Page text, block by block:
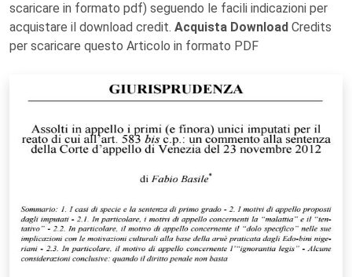
scaricare in formato pdf) seguendo le facili indicazioni per
acquistare il download credit. Acquista Download Credits
per scaricare questo Articolo in formato PDF